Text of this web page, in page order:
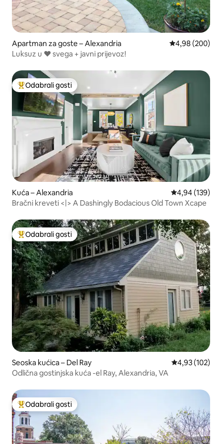
Apartman za goste – Alexandria Prosječna
4,98 (200)
Luksuz u ❤︎ svega + javni prijevoz!
Među najviše rangiranima s oznakom „Odabrali gosti”
Odabrali gosti
Kuća – Alexandria Prosječna
4,94 (139)
Bračni kreveti <|> A Dashingly Bodacious Old Town Xcape
Među najviše rangiranima s oznakom „Odabrali gosti”
Odabrali gosti
Seoska kućica – Del Ray Prosječna
4,93 (102)
Odlična gostinjska kuća -el Ray, Alexandria, VA
Među najviše rangiranima s oznakom „Odabrali gosti”
Odabrali gosti